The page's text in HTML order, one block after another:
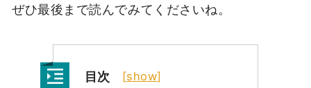
ぜひ最後まで読んでみてくださいね。
目次 [show]